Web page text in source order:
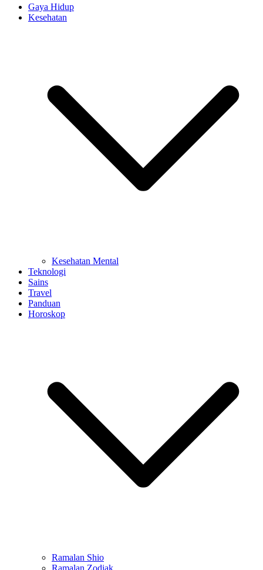
Gaya Hidup
Kesehatan
Kesehatan Mental
Teknologi
Sains
Travel
Panduan
Horoskop
Ramalan Shio